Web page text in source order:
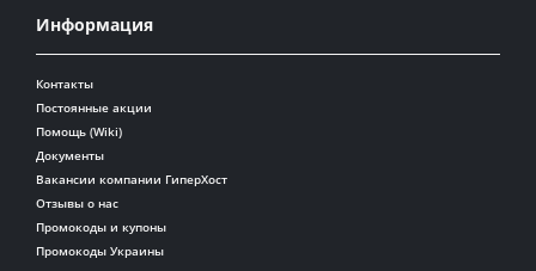
Информация
Контакты
Постоянные акции
Помощь (Wiki)
Документы
Вакансии компании ГиперХост
Отзывы о нас
Промокоды и купоны
Промокоды Украины